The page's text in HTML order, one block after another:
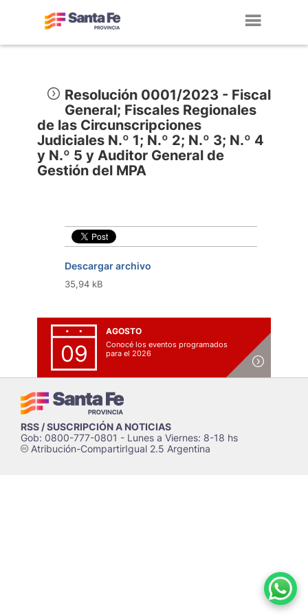
Resolución 0001/2023 - Fiscal
General; Fiscales Regionales
de las Circunscripciones
Judiciales N.º 1; N.º 2; N.º 3; N.º 4
y N.º 5 y Auditor General de
Gestión del MPA
Descargar archivo
35,94 kB
09
AGOSTO
Conocé los eventos programados
para el 2026
RSS / SUSCRIPCIÓN A NOTICIAS
Gob: 0800-777-0801 - Lunes a Viernes: 8-18 hs
cAtribución-CompartirIgual 2.5 Argentina